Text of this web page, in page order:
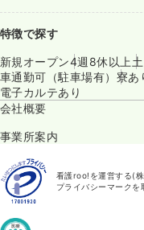
特徴で探す
新規オープン4週8休以上
車通勤可（駐車場有） 寮あ
電子カルテあり
会社概要
事業所案内
看護roo!を運営する(
プライバシーマークを